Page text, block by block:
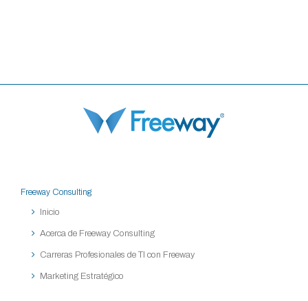
Freeway Consulting
Inicio
Acerca de Freeway Consulting
Carreras Profesionales de TI con Freeway
Marketing Estratégico